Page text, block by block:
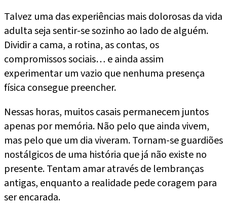
Talvez uma das experiências mais dolorosas da vida
adulta seja sentir-se sozinho ao lado de alguém.
Dividir a cama, a rotina, as contas, os
compromissos sociais… e ainda assim
experimentar um vazio que nenhuma presença
física consegue preencher.
Nessas horas, muitos casais permanecem juntos
apenas por memória. Não pelo que ainda vivem,
mas pelo que um dia viveram. Tornam-se guardiões
nostálgicos de uma história que já não existe no
presente. Tentam amar através de lembranças
antigas, enquanto a realidade pede coragem para
ser encarada.